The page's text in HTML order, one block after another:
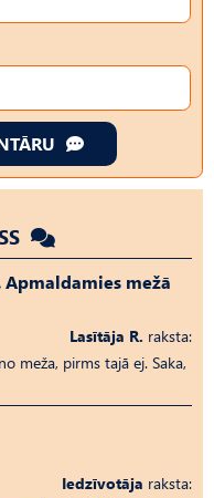
mežā
Lasītāja R. raksta:
meža, pirms tajā ej. Saka,
Iedzīvotāja raksta: